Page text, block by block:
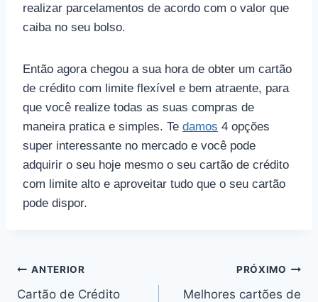
realizar parcelamentos de acordo com o valor que
caiba no seu bolso.
Então agora chegou a sua hora de obter um cartão
de crédito com limite flexível e bem atraente, para
que você realize todas as suas compras de
maneira pratica e simples. Te damos 4 opções
super interessante no mercado e você pode
adquirir o seu hoje mesmo o seu cartão de crédito
com limite alto e aproveitar tudo que o seu cartão
pode dispor.
ANTERIOR
Cartão de Crédito
PRÓXIMO
Melhores cartões de